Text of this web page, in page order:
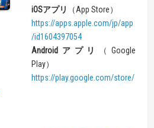
iOSアプリ
（App Store）
https://apps.apple.com/jp/app
/id1604397054
Android
アプリ
（Google
Play）
https://play.google.com/store/